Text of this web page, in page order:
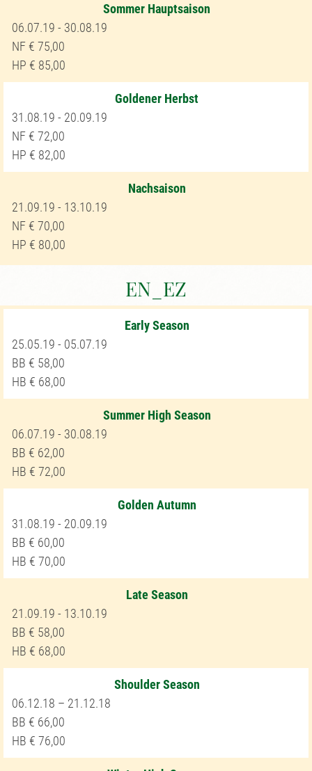
Sommer Hauptsaison
06.07.19 - 30.08.19
75,00
85,00
Goldener Herbst
31.08.19 - 20.09.19
72,00
82,00
Nachsaison
21.09.19 - 13.10.19
70,00
80,00
EN_EZ
Early Season
25.05.19 - 05.07.19
58,00
68,00
Summer High Season
06.07.19 - 30.08.19
62,00
72,00
Golden Autumn
31.08.19 - 20.09.19
60,00
70,00
Late Season
21.09.19 - 13.10.19
58,00
68,00
Shoulder Season
06.12.18 – 21.12.18
66,00
76,00